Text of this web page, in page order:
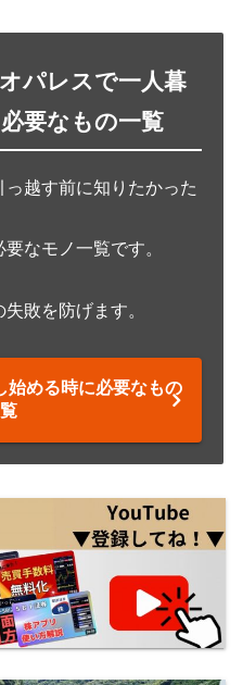
パレスで一人暮
要なもの一覧
越す前に知りたかった
なモノ一覧です。
敗を防げます。
始める時に必要なもの